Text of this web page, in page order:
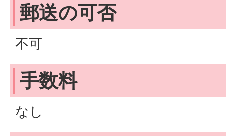
郵送の可否
不可
手数料
なし